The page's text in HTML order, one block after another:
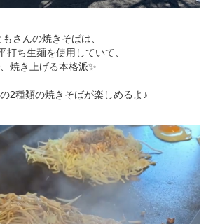
でんさいサービス
ご利用のお客さま向け）
ービスのご案内
Big Advance
ービスのご案内
さんの焼きそばは、
打ち生麺を使用していて、
焼き上げる本格派✨
2種類の焼きそばが楽しめるよ♪